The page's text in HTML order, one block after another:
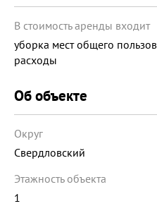
В стоимость аренды входит
уборка мест общего
расходы
Об объекте
Округ
Свердловский
Этажность объекта
1